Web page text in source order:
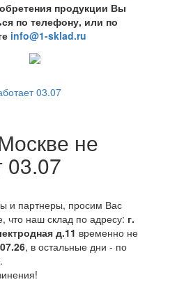
продукции Вы
по телефону, или по
info@1-sklad.ru
03.07
не
03.07
и партнеры, просим Вас
что наш склад по адресу: г.
д.11 временно не
, в остальные дни - по